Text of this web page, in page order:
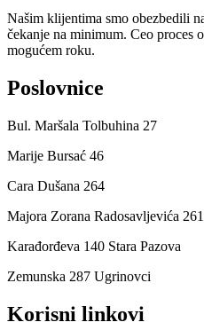
Našim klijentima smo obezbedili
čekanje na minimum. Ceo proces
mogućem roku.
Poslovnice
Bul. Maršala Tolbuhina 27
Marije Bursać 46
Cara Dušana 264
Majora Zorana Radosavljevića 261
Karađorđeva 140 Stara Pazova
Zemunska 287 Ugrinovci
Korisni linkovi